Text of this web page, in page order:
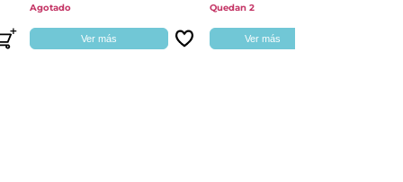
Agotado
Ver más
Quedan 2
Ver más